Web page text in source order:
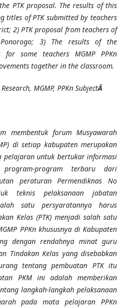
PTK proposal. The results of this
titles of PTK submitted by teachers
2) PTK proposal from teachers of
Ponorogo; 3) The results of the
for some teachers MGMP PPKn
together in the classroom.
MGMP, PPKn SubjectÂ
membentuk forum Musyawarah
di setiap kabupaten merupakan
pelajaran untuk bertukar informasi
program terbaru dari
peraturan Permendiknas No
teknis pelaksanaan jabatan
satu persyaratannya harus
Kelas (PTK) menjadi salah satu
PPKn khususnya di Kabupaten
dengan rendahnya minat guru
Tindakan Kelas yang disebabkan
tentang pembuatan PTK itu
PKM ini adalah memberikan
langkah-langkah pelaksanaan
pada mata pelajaran PPKn